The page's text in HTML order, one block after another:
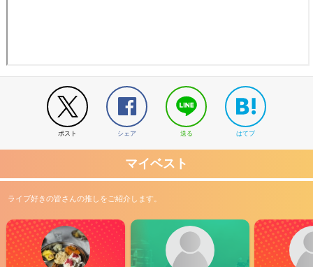
ポスト シェア 送る はてブ
マイベスト
ライブ好きの皆さんの推しをご紹介します。